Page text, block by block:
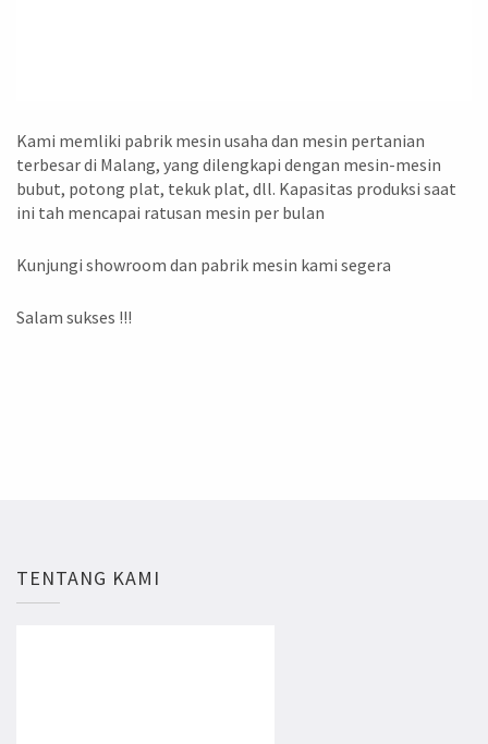
Kami memliki pabrik mesin usaha dan mesin pertanian
terbesar di Malang, yang dilengkapi dengan mesin-mesin
bubut, potong plat, tekuk plat, dll. Kapasitas produksi saat
ini tah mencapai ratusan mesin per bulan
Kunjungi showroom dan pabrik mesin kami segera
Salam sukses !!!
TENTANG KAMI